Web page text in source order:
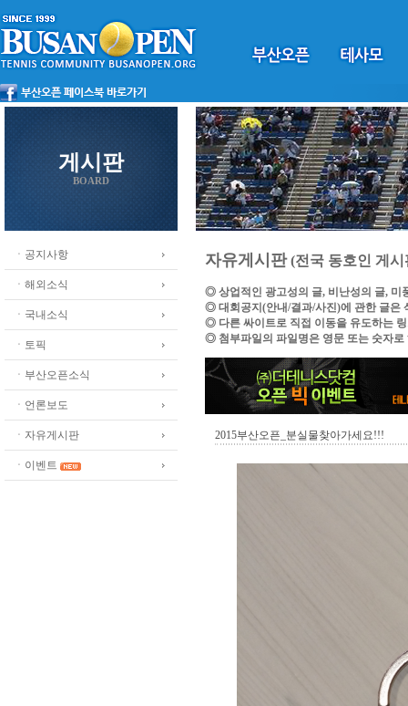
게시판
BOARD
ㆍ공지사항
ㆍ해외소식
ㆍ국내소식
ㆍ토픽
ㆍ부산오픈소식
ㆍ언론보도
ㆍ자유게시판
ㆍ이벤트
자유게시판(전국 동호인 게시
◎ 상업적인 광고성의 글, 비난성의 글, 미
◎ 대회공지(안내/결과/사진)에 관한 글은
◎ 다른 싸이트로 직접 이동을 유도하는
◎ 첨부파일의 파일명은 영문 또는 숫자로
2015부산오픈_분실물찾아가세요!!!